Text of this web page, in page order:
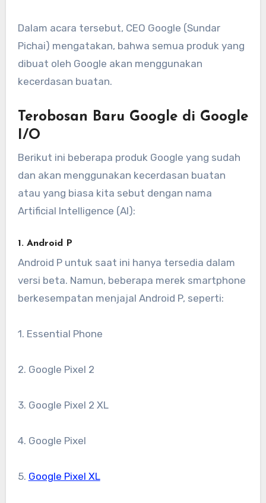
Dalam acara tersebut, CEO Google (Sundar
Pichai) mengatakan, bahwa semua produk yang
dibuat oleh Google akan menggunakan
kecerdasan buatan.
Terobosan Baru Google di Google
I/O
Berikut ini beberapa produk Google yang sudah
dan akan menggunakan kecerdasan buatan
atau yang biasa kita sebut dengan nama
Artificial Intelligence (AI):
1. Android P
Android P untuk saat ini hanya tersedia dalam
versi beta. Namun, beberapa merek smartphone
berkesempatan menjajal Android P, seperti:
1. Essential Phone
2. Google Pixel 2
3. Google Pixel 2 XL
4. Google Pixel
5. Google Pixel XL